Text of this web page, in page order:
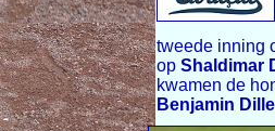
tweede inning
op Shaldimar
kwamen de
Benjamin Dille